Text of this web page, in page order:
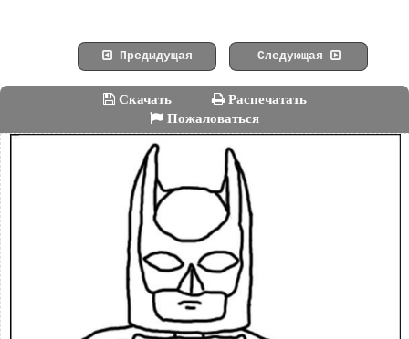
Предыдущая Следующая
Скачать
Распечатать
Пожаловаться